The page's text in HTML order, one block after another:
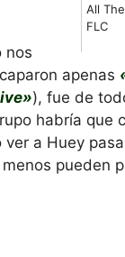
All
FLC
nos
apenas
), fue de
habría que
a Huey
pueden